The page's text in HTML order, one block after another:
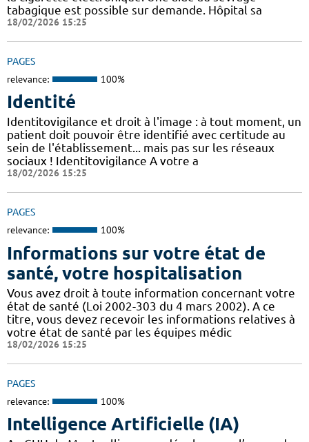
tabagique est possible sur demande. Hôpital sa
18/02/2026 15:25
PAGES
relevance: 100%
Identité
Identitovigilance et droit à l'image : à tout moment, un
patient doit pouvoir être identifié avec certitude au
sein de l'établissement... mais pas sur les réseaux
sociaux ! Identitovigilance A votre a
18/02/2026 15:25
PAGES
relevance: 100%
Informations sur votre état de
santé, votre hospitalisation
Vous avez droit à toute information concernant votre
état de santé (Loi 2002-303 du 4 mars 2002). A ce
titre, vous devez recevoir les informations relatives à
votre état de santé par les équipes médic
18/02/2026 15:25
PAGES
relevance: 100%
Intelligence Artificielle (IA)